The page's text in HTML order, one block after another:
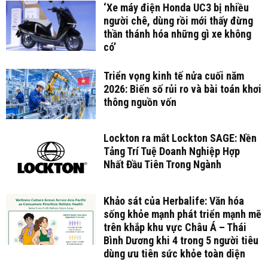
‘Xe máy điện Honda UC3 bị nhiều
người chê, dùng rồi mới thấy đừng
thần thánh hóa những gì xe không
có’
Triển vọng kinh tế nửa cuối năm
2026: Biến số rủi ro và bài toán khơi
thông nguồn vốn
Lockton ra mắt Lockton SAGE: Nền
Tảng Trí Tuệ Doanh Nghiệp Hợp
Nhất Đầu Tiên Trong Ngành
Khảo sát của Herbalife: Văn hóa
sống khỏe mạnh phát triển mạnh mẽ
trên khắp khu vực Châu Á – Thái
Bình Dương khi 4 trong 5 người tiêu
dùng ưu tiên sức khỏe toàn diện